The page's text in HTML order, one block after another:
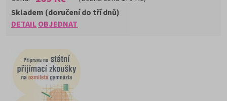
DETAIL OBJEDNAT
Skladem (doručení do tří dnů)